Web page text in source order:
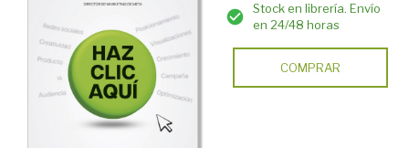
Stock en librería. Envío
en 24/48 horas
COMPRAR